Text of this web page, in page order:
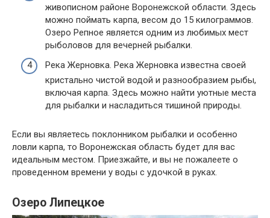
живописном районе Воронежской области. Здесь
можно поймать карпа, весом до 15 килограммов.
Озеро Репное является одним из любимых мест
рыболовов для вечерней рыбалки.
Река Жерновка. Река Жерновка известна своей
кристально чистой водой и разнообразием рыбы,
включая карпа. Здесь можно найти уютные места
для рыбалки и насладиться тишиной природы.
Если вы являетесь поклонником рыбалки и особенно
ловли карпа, то Воронежская область будет для вас
идеальным местом. Приезжайте, и вы не пожалеете о
проведенном времени у воды с удочкой в руках.
Озеро Липецкое